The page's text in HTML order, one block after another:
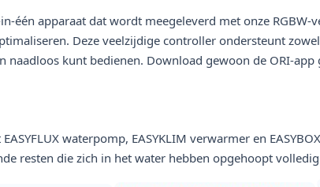
één apparaat dat wordt meegeleverd met onze
Deze veelzijdige controller ondersteunt
naadloos kunt bedienen. Download gewoon de ORI-
waterpomp, EASYKLIM verwarmer en
resten die zich in het water hebben opgehoopt